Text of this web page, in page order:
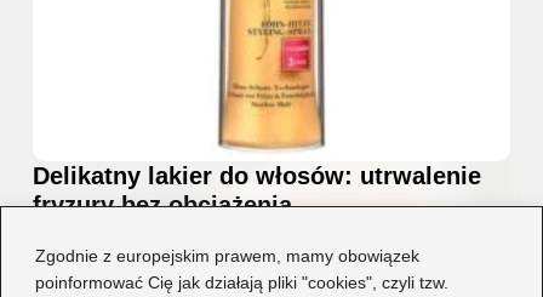
Zgodnie z europejskim prawem, mamy obowiązek
poinformować Cię jak działają pliki "cookies", czyli tzw.
Delikatny lakier do włosów: utrwalenie
fryzury bez obciążenia